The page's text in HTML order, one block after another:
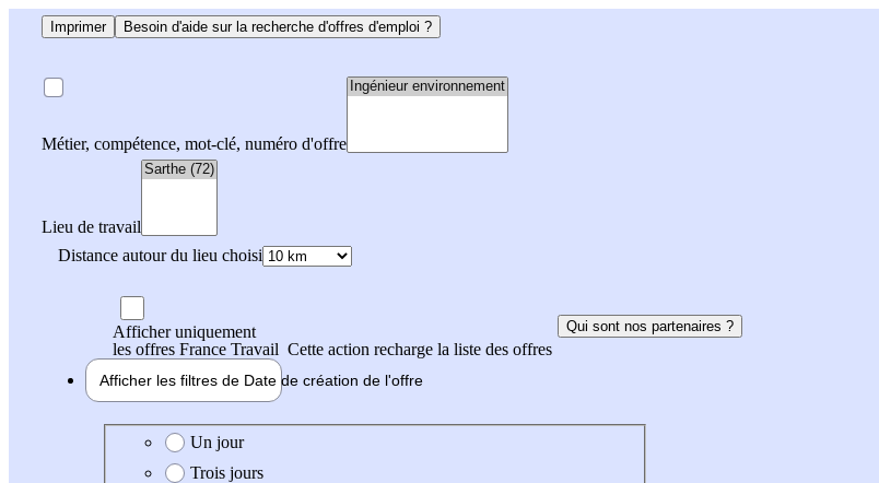
Imprimer Besoin d'aide sur la recherche d'offres d'emploi ?
Métier, compétence, mot-clé, numéro d'offre
Lieu de travail
Distance autour du lieu choisi
Afficher uniquement
les offres France Travail Cette action recharge la liste des offres
Qui sont nos partenaires ?
Afficher les filtres de Date de création de l'offre
Date de création de l'offre
Un jour
Trois jours